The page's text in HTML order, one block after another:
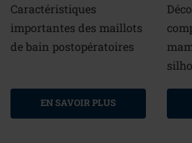
Caractéristiques
importantes des maillots
de bain postopératoires
EN SAVOIR PLUS